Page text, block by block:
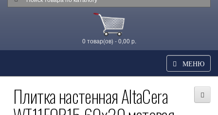
0 товар(ов) - 0,00 р.
МЕНЮ
Плитка настенная AltaCera